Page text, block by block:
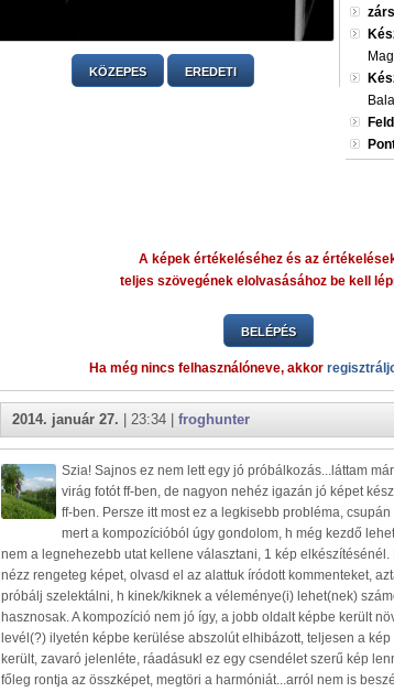
KÖZEPES EREDETI
A képek értékeléséhez és az
teljes szövegének elolvasásához be kell
BELÉPÉS
Ha még nincs felhasználóneve, akkor
2014. január 27. | 23:34 | froghunter
Szia! Sajnos ez nem lett egy jó próbálkozás...láttam
virág fotót ff-ben, de nagyon nehéz igazán jó képet
ff-ben. Persze itt most ez a legkisebb probléma, csupán
mert a kompozícióból úgy gondolom, h még kezdő
nem a legnehezebb utat kellene választani, 1 kép elkészítésénél.
nézz rengeteg képet, olvasd el az alattuk íródott kommenteket,
próbálj szelektálni, h kinek/kiknek a véleménye(i) lehet(nek)
hasznosak. A kompozíció nem jó így, a jobb oldalt képbe került
levél(?) ilyetén képbe kerülése abszolút elhibázott, teljesen a kép
került, zavaró jelenléte, ráadásukl ez egy csendélet szerű kép
főleg rontja az összképet, megtöri a harmóniát...arról nem is